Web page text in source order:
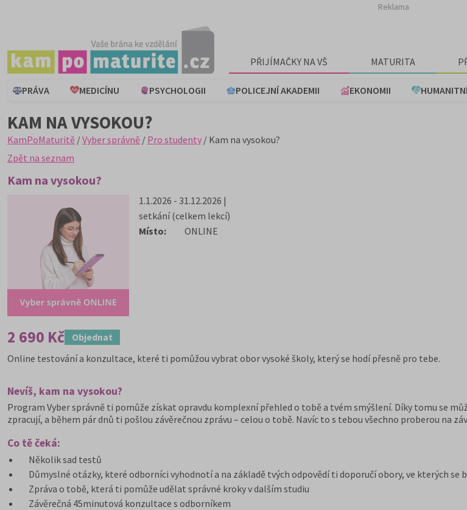
Reklama
PŘIJÍMAČKY NA VŠ MATURITA
PRÁVA MEDICÍNU PSYCHOLOGII POLICEJNÍ AKADEMII EKONOMII
KAM NA VYSOKOU?
KamPoMaturitě /Vyber správně / Pro studenty / Kam na vysokou?
Zpět na seznam
Kam na vysokou?
1.1.2026 - 31.12.2026 |
setkání (celkem lekcí)
Místo:
ONLINE
2 690 Kč
Objednat
Online testování a konzultace, které ti pomůžou vybrat obor vysoké školy, který se hodí přesně pro tebe.
Nevíš, kam na vysokou?
Program Vyber správně ti pomůže získat opravdu komplexní přehled o tobě a tvém smýšlení. Díky tomu se
zpracují, a během pár dnů ti pošlou závěrečnou zprávu – celou o tobě. Navíc to s tebou všechno proberou na
Co tě čeká:
Několik sad testů
Důmyslné otázky, které odborníci vyhodnotí a na základě tvých odpovědí ti doporučí obory, ve kterých se
Zpráva o tobě, která ti pomůže udělat správné kroky v dalším studiu
Závěrečná 45minutová konzultace s odborníkem